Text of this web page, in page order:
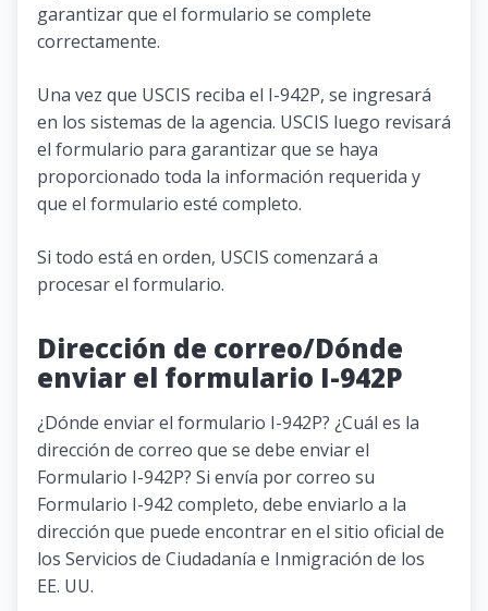
garantizar que el formulario se complete
correctamente.
Una vez que USCIS reciba el I-942P, se ingresará
en los sistemas de la agencia. USCIS luego revisará
el formulario para garantizar que se haya
proporcionado toda la información requerida y
que el formulario esté completo.
Si todo está en orden, USCIS comenzará a
procesar el formulario.
Dirección de correo/Dónde
enviar el formulario I-942P
¿Dónde enviar el formulario I-942P? ¿Cuál es la
dirección de correo que se debe enviar el
Formulario I-942P? Si envía por correo su
Formulario I-942 completo, debe enviarlo a la
dirección que puede encontrar en el sitio oficial de
los Servicios de Ciudadanía e Inmigración de los
EE. UU.